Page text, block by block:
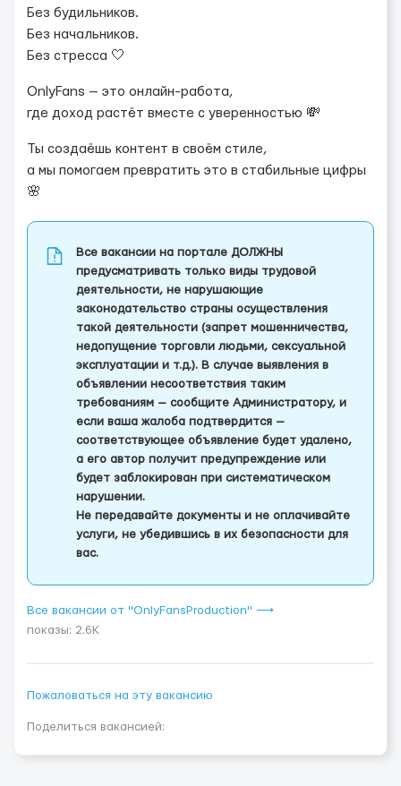
Без будильников.
Без начальников.
Без стресса 🤍
OnlyFans — это онлайн-работа,
где доход растёт вместе с уверенностью 💸
Ты создаёшь контент в своём стиле,
а мы помогаем превратить это в стабильные цифры
🌸
Все вакансии на портале ДОЛЖНЫ
предусматривать только виды трудовой
деятельности, не нарушающие
законодательство страны осуществления
такой деятельности (запрет мошенничества,
недопущение торговли людьми, сексуальной
эксплуатации и т.д.). В случае выявления в
объявлении несоответствия таким
требованиям — сообщите Администратору, и
если ваша жалоба подтвердится —
соответствующее объявление будет удалено,
а его автор получит предупреждение или
будет заблокирован при систематическом
нарушении.
Не передавайте документы и не оплачивайте
услуги, не убедившись в их безопасности для
вас.
Все вакансии от "OnlyFansProduction" ⟶
показы: 2.6K
Пожаловаться на эту вакансию
Поделиться вакансией: